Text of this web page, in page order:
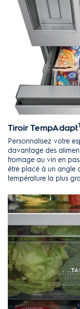
Tiroir TempAdapt
Personnalisez votre
davantage des
fromage au vin en
être placé à un angle
température la plus